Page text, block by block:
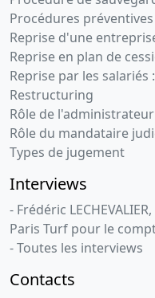
Procédures préventives
Reprise d'une
Reprise en plan de
Reprise par les salariés
Restructuring
Rôle de
Rôle du mandataire
Types de jugement
Interviews
- Frédéric
Paris Turf pour le
- Toutes les interviews
Contacts